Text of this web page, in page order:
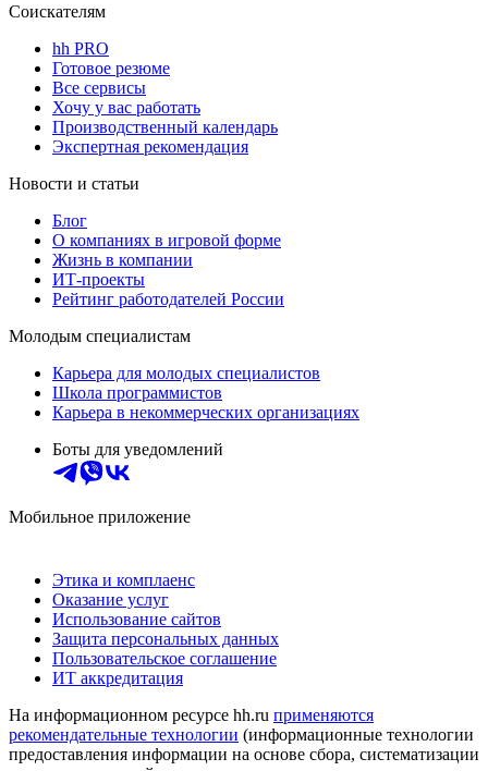
Соискателям
hh PRO
Готовое резюме
Все сервисы
Хочу у вас работать
Производственный календарь
Экспертная рекомендация
Новости и статьи
Блог
О компаниях в игровой форме
Жизнь в компании
ИТ-проекты
Рейтинг работодателей России
Молодым специалистам
Карьера для молодых специалистов
Школа программистов
Карьера в некоммерческих организациях
Боты для уведомлений
Мобильное приложение
Этика и комплаенс
Оказание услуг
Использование сайтов
Защита персональных данных
Пользовательское соглашение
ИТ аккредитация
На информационном ресурсе hh.ru применяются
рекомендательные технологии (информационные технологии
предоставления информации на основе сбора, систематизации